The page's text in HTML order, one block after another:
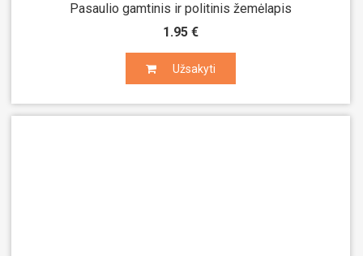
Pasaulio gamtinis ir politinis žemėlapis
1.95 €
Užsakyti
Užsakyti